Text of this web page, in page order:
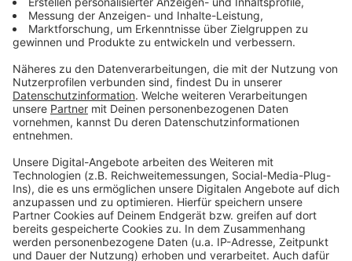
Zeugenaufruf nach Brand in Schlebusch:
Fremdverschulden?
geschützt werden
Japankäfer bedrohen Leverkusener Natur
Anzeige